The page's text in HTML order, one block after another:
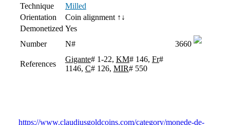
Technique
Milled
Orientation
Coin alignment ↑↓
Demonetized Yes
Number
N# 3660
References
Gigante# 1-22, KM# 146, Fr#
1146, C# 126, MIR# 550
https://www.claudiusgoldcoins.com/category/monede-de-